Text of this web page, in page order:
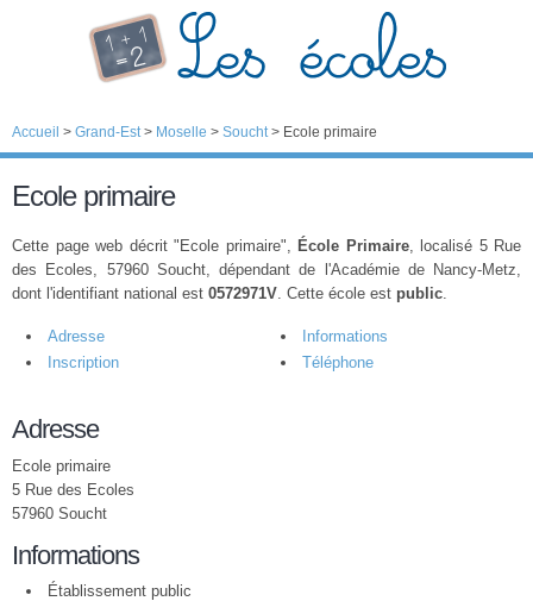
Accueil > Grand-Est> Moselle > Soucht> Ecole primaire
Ecole primaire
Cette page web décrit "Ecole primaire", École Primaire, localisé 5 Rue
des Ecoles, 57960 Soucht, dépendant de l'Académie de Nancy-Metz,
dont l'identifiant national est 0572971V. Cette école est public.
Adresse
Informations
Inscription
Téléphone
Adresse
Ecole primaire
5 Rue des Ecoles
57960 Soucht
Informations
Établissement public